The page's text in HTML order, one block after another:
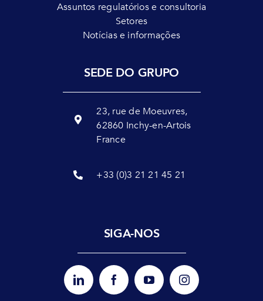
Assuntos regulatórios e consultoria
Setores
Notícias e informações
SEDE DO GRUPO
23, rue de Moeuvres,
62860 Inchy-en-Artois
France
+33 (0)3 21 21 45 21
SIGA-NOS